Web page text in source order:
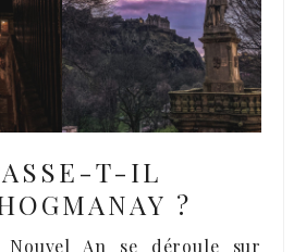
T-IL
?
An se déroule sur